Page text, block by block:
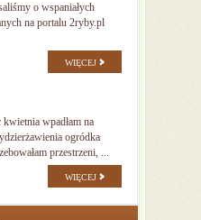
o wspaniałych
na portalu 2ryby.pl
WIĘCEJ
wpadłam na
ogródka
przestrzeni, ...
WIĘCEJ